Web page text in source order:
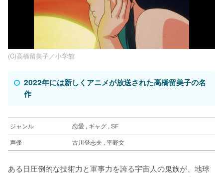
(C)高橋留美子／小学館
2022年には新しくアニメが放送された高橋留美子の名
作
ジャンル
恋愛 , ギャグ , SF
声優
古川登志夫 , 平野文
ある日圧倒的な技術力と軍事力を誇る宇宙人の鬼族が、地球